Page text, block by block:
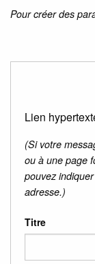
Pour créer des
Lien
(Si votre
ou à une page
pouvez
adresse.)
Titre